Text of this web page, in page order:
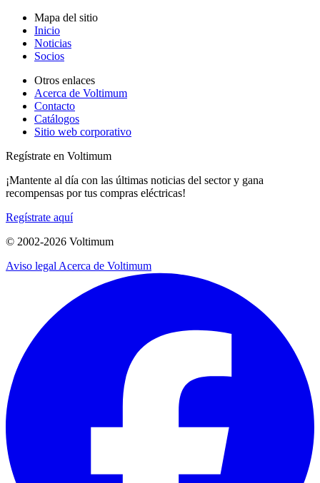
Mapa del sitio
Inicio
Noticias
Socios
Otros enlaces
Acerca de Voltimum
Contacto
Catálogos
Sitio web corporativo
Regístrate en Voltimum
¡Mantente al día con las últimas noticias del sector y gana
recompensas por tus compras eléctricas!
Regístrate aquí
© 2002-2026 Voltimum
Aviso legal Acerca de Voltimum